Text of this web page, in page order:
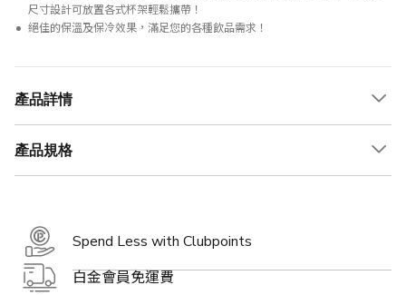
尺寸設計可放置各式杯架輕鬆攜帶！
絕佳的保溫及保冷效果，滿足您的各種飲品需求！
產品詳情
產品規格
Spend Less with Clubpoints
白金會員免運費